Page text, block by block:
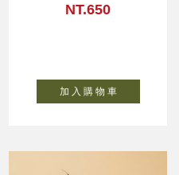
NT.650
加 入 購 物 車